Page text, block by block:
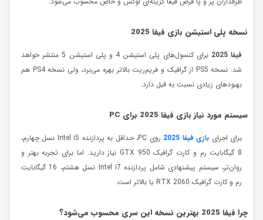
نسخه پلی استیشن بازی فیفا 2025
فیفا 2025
برای کنسول‌های پلی استیشن 4 و پلی استیشن 5 منتشر خواهد
شد. نسخه PS5 از گرافیک و فریم‌ریت بالاتر بهره می‌برد، ولی نسخه PS4 هم
بهبودهای زیادی نسبت به قبل دارد.
سیستم مورد نیاز بازی فیفا 2025 برای PC
برای اجرای بازی فیفا 2025
روی PC، حداقل به پردازنده Intel i5 نسل چهارم،
8 گیگابایت رم و کارت گرافیک GTX 950 نیاز دارید. اما برای تجربه بهتر و
روان‌تر، سیستم پیشنهادی شامل پردازنده Intel i7 نسل هشتم، 16 گیگابایت
رم و کارت گرافیک RTX 2060 یا بالاتر است.
چرا فیفا 2025 بهترین نسخه این سری محسوب می‌شود؟